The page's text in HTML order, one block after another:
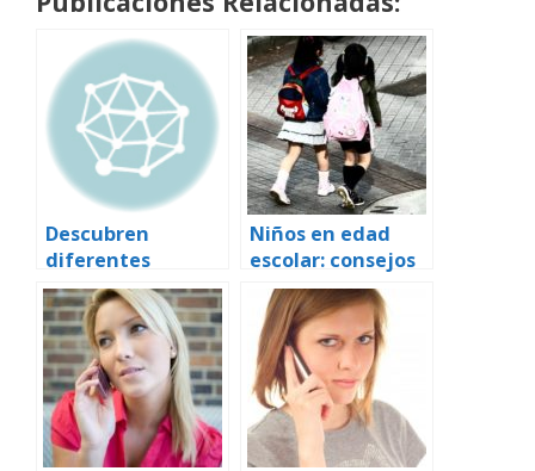
Descubren
diferentes
variantes
genéticas del
virus H5N1 de la
gripe aviar en
aves de todo el
sudeste asiático
Niños en edad
escolar: consejos
para prevenir
dolores de
espalda